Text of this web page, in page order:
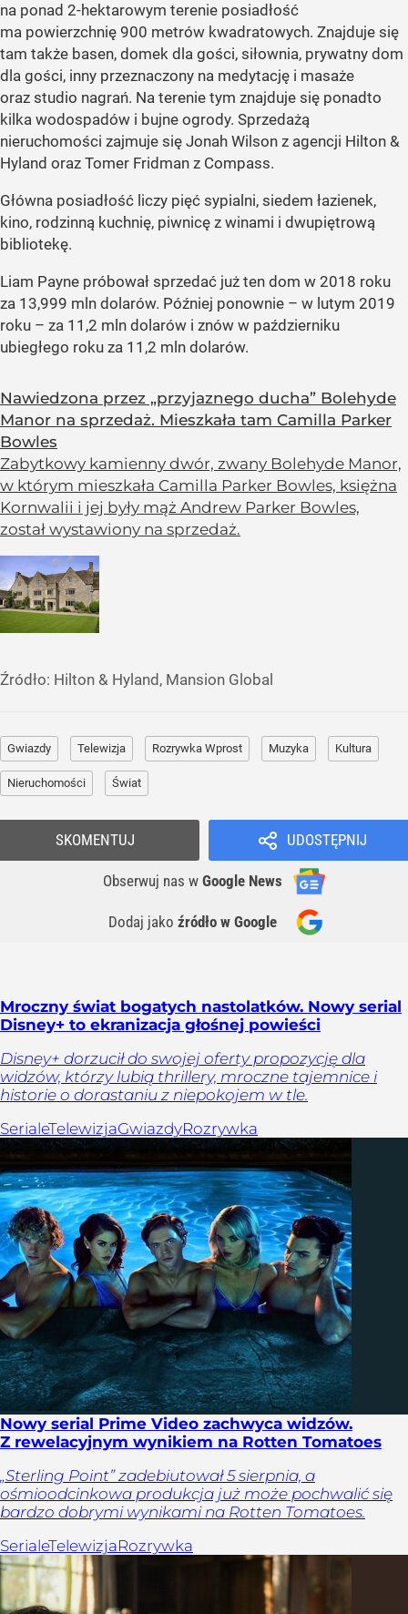
na ponad 2-hektarowym terenie posiadłość
ma powierzchnię 900 metrów kwadratowych. Znajduje się
tam także basen, domek dla gości, siłownia, prywatny dom
dla gości, inny przeznaczony na medytację i masaże
oraz studio nagrań. Na terenie tym znajduje się ponadto
kilka wodospadów i bujne ogrody. Sprzedażą
nieruchomości zajmuje się Jonah Wilson z agencji Hilton &
Hyland oraz Tomer Fridman z Compass.
Główna posiadłość liczy pięć sypialni, siedem łazienek,
kino, rodzinną kuchnię, piwnicę z winami i dwupiętrową
bibliotekę.
Liam Payne próbował sprzedać już ten dom w 2018 roku
za 13,999 mln dolarów. Później ponownie – w lutym 2019
roku – za 11,2 mln dolarów i znów w październiku
ubiegłego roku za 11,2 mln dolarów.
Nawiedzona przez „przyjaznego ducha” Bolehyde
Manor na sprzedaż. Mieszkała tam Camilla Parker
Bowles
Zabytkowy kamienny dwór, zwany Bolehyde Manor,
w którym mieszkała Camilla Parker Bowles, księżna
Kornwalii i jej były mąż Andrew Parker Bowles,
został wystawiony na sprzedaż.
Źródło: Hilton & Hyland, Mansion Global
Gwiazdy Telewizja Rozrywka Wprost Muzyka Kultura
Nieruchomości Świat
UDOSTĘPNIJ
Obserwuj nas w Google News
Dodaj jako źródło w Google
SKOMENTUJ
Mroczny świat bogatych nastolatków. Nowy serial
Disney+ to ekranizacja głośnej powieści
Disney+ dorzucił do swojej oferty propozycję dla
widzów, którzy lubią thrillery, mroczne tajemnice i
historie o dorastaniu z niepokojem w tle.
SerialeTelewizjaGwiazdyRozrywka
Nowy serial Prime Video zachwyca widzów.
Z rewelacyjnym wynikiem na Rotten Tomatoes
„Sterling Point” zadebiutował 5 sierpnia, a
ośmioodcinkowa produkcja już może pochwalić się
bardzo dobrymi wynikami na Rotten Tomatoes.
SerialeTelewizjaRozrywka